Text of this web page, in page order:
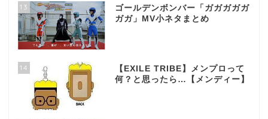
13
ゴールデンボンバー「ガガガガガ
ガガ」MV小ネタまとめ
14
【EXILE TRIBE】メンプロって
何？と思ったら…【メンディー】